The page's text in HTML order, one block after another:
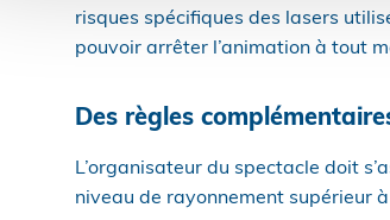
risques spécifiques des lasers
pouvoir arrêter l’animation à tout
Des règles
L’organisateur du spectacle doit
niveau de rayonnement supérieur à